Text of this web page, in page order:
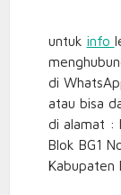
untuk info
di
atau bisa
di alamat :
Blok BG1
Kabupaten